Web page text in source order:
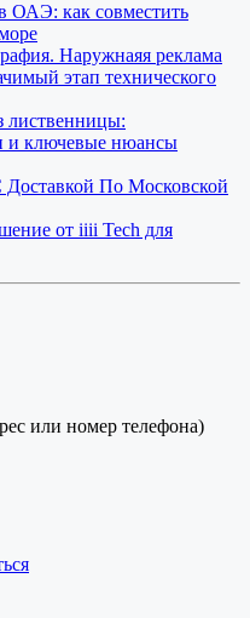
ОАЭ: как совместить
Наружнаяя реклама
этап технического
лиственницы:
и ключевые нюансы
По Московской
от iiii Tech для
или номер телефона)